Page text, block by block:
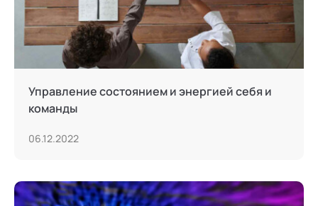
Управление состоянием и энергией себя и
команды
06.12.2022